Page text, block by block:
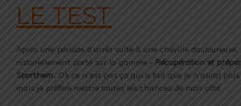
LE TEST
Après une période d’arrêt suite à une cheville
naturellement porté sur la gamme « Récupération et
Sporthem. Ok ce n’est pas ça qui a fait que je n’aurai
mais je préfère mettre toutes les chances de mon côté.